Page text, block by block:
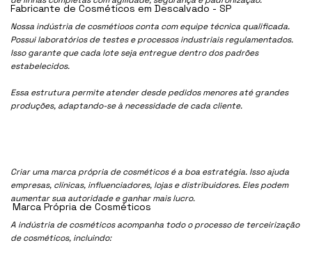
Nossa indústria de cosmétioos conta com equipe técnica qualificada.
Possui laboratórios de testes e processos industriais regulamentados.
Isso garante que cada lote seja entregue dentro dos padrões
estabelecidos.
Essa estrutura permite atender desde pedidos menores até grandes
produções, adaptando-se à necessidade de cada cliente.
Criar uma marca própria de cosméticos é a boa estratégia. Isso ajuda
empresas, clínicas, influenciadores, lojas e distribuidores. Eles podem
aumentar sua autoridade e ganhar mais lucro.
A indústria de cosméticos acompanha todo o processo de terceirização
de cosméticos, incluindo:
Fabricante de Cosméticos em Descalvado - SP
Marca Própria de Cosméticos